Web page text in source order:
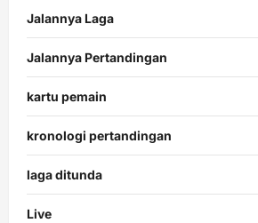
Jalannya Laga
Jalannya Pertandingan
kartu pemain
kronologi pertandingan
laga ditunda
Live